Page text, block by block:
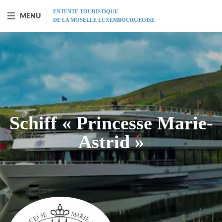
MENU
ENTENTE TOURISTIQUE
DE LA MOSELLE LUXEMBOURGEOISE
SCHIFF "PRINCESSE-MARIE-ASTRID"
Vorstellung
Fahrplan
Tarife
Restaurant
Geschenkgutscheine
Programm
Schiff « Princesse Marie-
Astrid »